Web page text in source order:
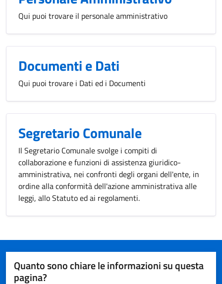
Qui puoi trovare il personale amministrativo
Documenti e Dati
Qui puoi trovare i Dati ed i Documenti
Segretario Comunale
Il Segretario Comunale svolge i compiti di
collaborazione e funzioni di assistenza giuridico-
amministrativa, nei confronti degli organi dell'ente, in
ordine alla conformità dell'azione amministrativa alle
leggi, allo Statuto ed ai regolamenti.
Quanto sono chiare le informazioni su questa
pagina?